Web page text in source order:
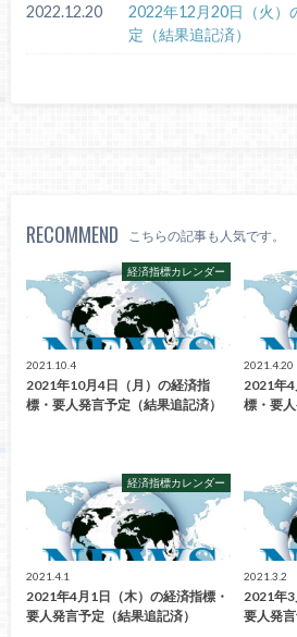
2022.12.20
2022年12月20日（火）
定（結果追記済）
RECOMMEND こちらの記事も人気です。
経済指標カレンダー
2021.10.4
2021年10月4日（月）の経済指
標・要人発言予定（結果追記済）
2021.4.20
2021年
標・要
経済指標カレンダー
2021.4.1
2021年4月1日（木）の経済指標・
要人発言予定（結果追記済）
2021.3.2
2021年3
要人発言